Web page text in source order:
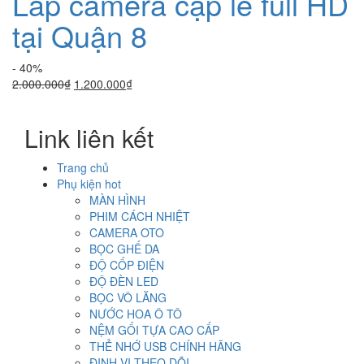
tại Quận 8
- 40%
2.000.000₫ Giá
2.000.000₫.
1.200.000₫Giá
là:
1.200.000₫.
Link liên kết
Trang chủ
Phụ kiện hot
MÀN HÌNH
PHIM CÁCH NHIỆT
CAMERA OTO
BỌC GHẾ DA
ĐỘ CỐP ĐIỆN
ĐỘ ĐÈN LED
BỌC VÔ LĂNG
NƯỚC HOA Ô TÔ
NỆM GỐI TỰA CAO CẤP
THẺ NHỚ USB CHÍNH HÃNG